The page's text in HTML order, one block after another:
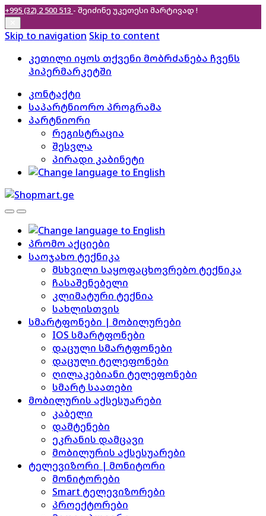
+995 (32) 2 500 513 - შეიძინე უკეთესი მარტივად !
Skip to navigation Skip to content
კეთილი იყოს თქვენი მობრძანება ჩვენს
ჰიპერმარკეტში
კონტაქტი
საპარტნიორო პროგრამა
პარტნიორი
რეგისტრაცია
შესვლა
პირადი კაბინეტი
პრომო აქციები
საოჯახო ტექნიკა
მსხვილი საყოფაცხოვრებო ტექნიკა
ჩასაშენებელი
კლიმატური ტექნია
სახლისთვის
სმარტფონები | მობილურები
IOS სმარტფონები
დაცული სმარტფონები
დაცული ტელეფონები
ღილაკებიანი ტელეფონები
სმარტ საათები
მობილურის აქსესუარები
კაბელი
დამტენები
ეკრანის დამცავი
მობილურის აქსესუარები
ტელევიზორი | მონიტორი
მონიტორები
Smart ტელევიზორები
პროექტორები